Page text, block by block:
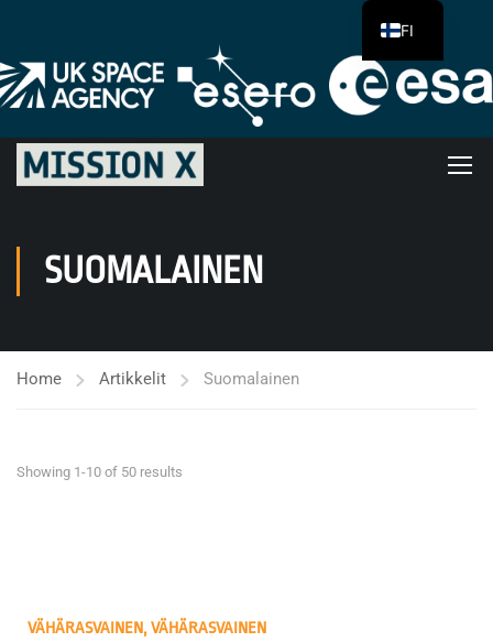
SUOMALAINEN
Home Artikkelit Suomalainen
Showing 1-10 of 50 results
VÄHÄRASVAINEN, VÄHÄRASVAINEN
FI